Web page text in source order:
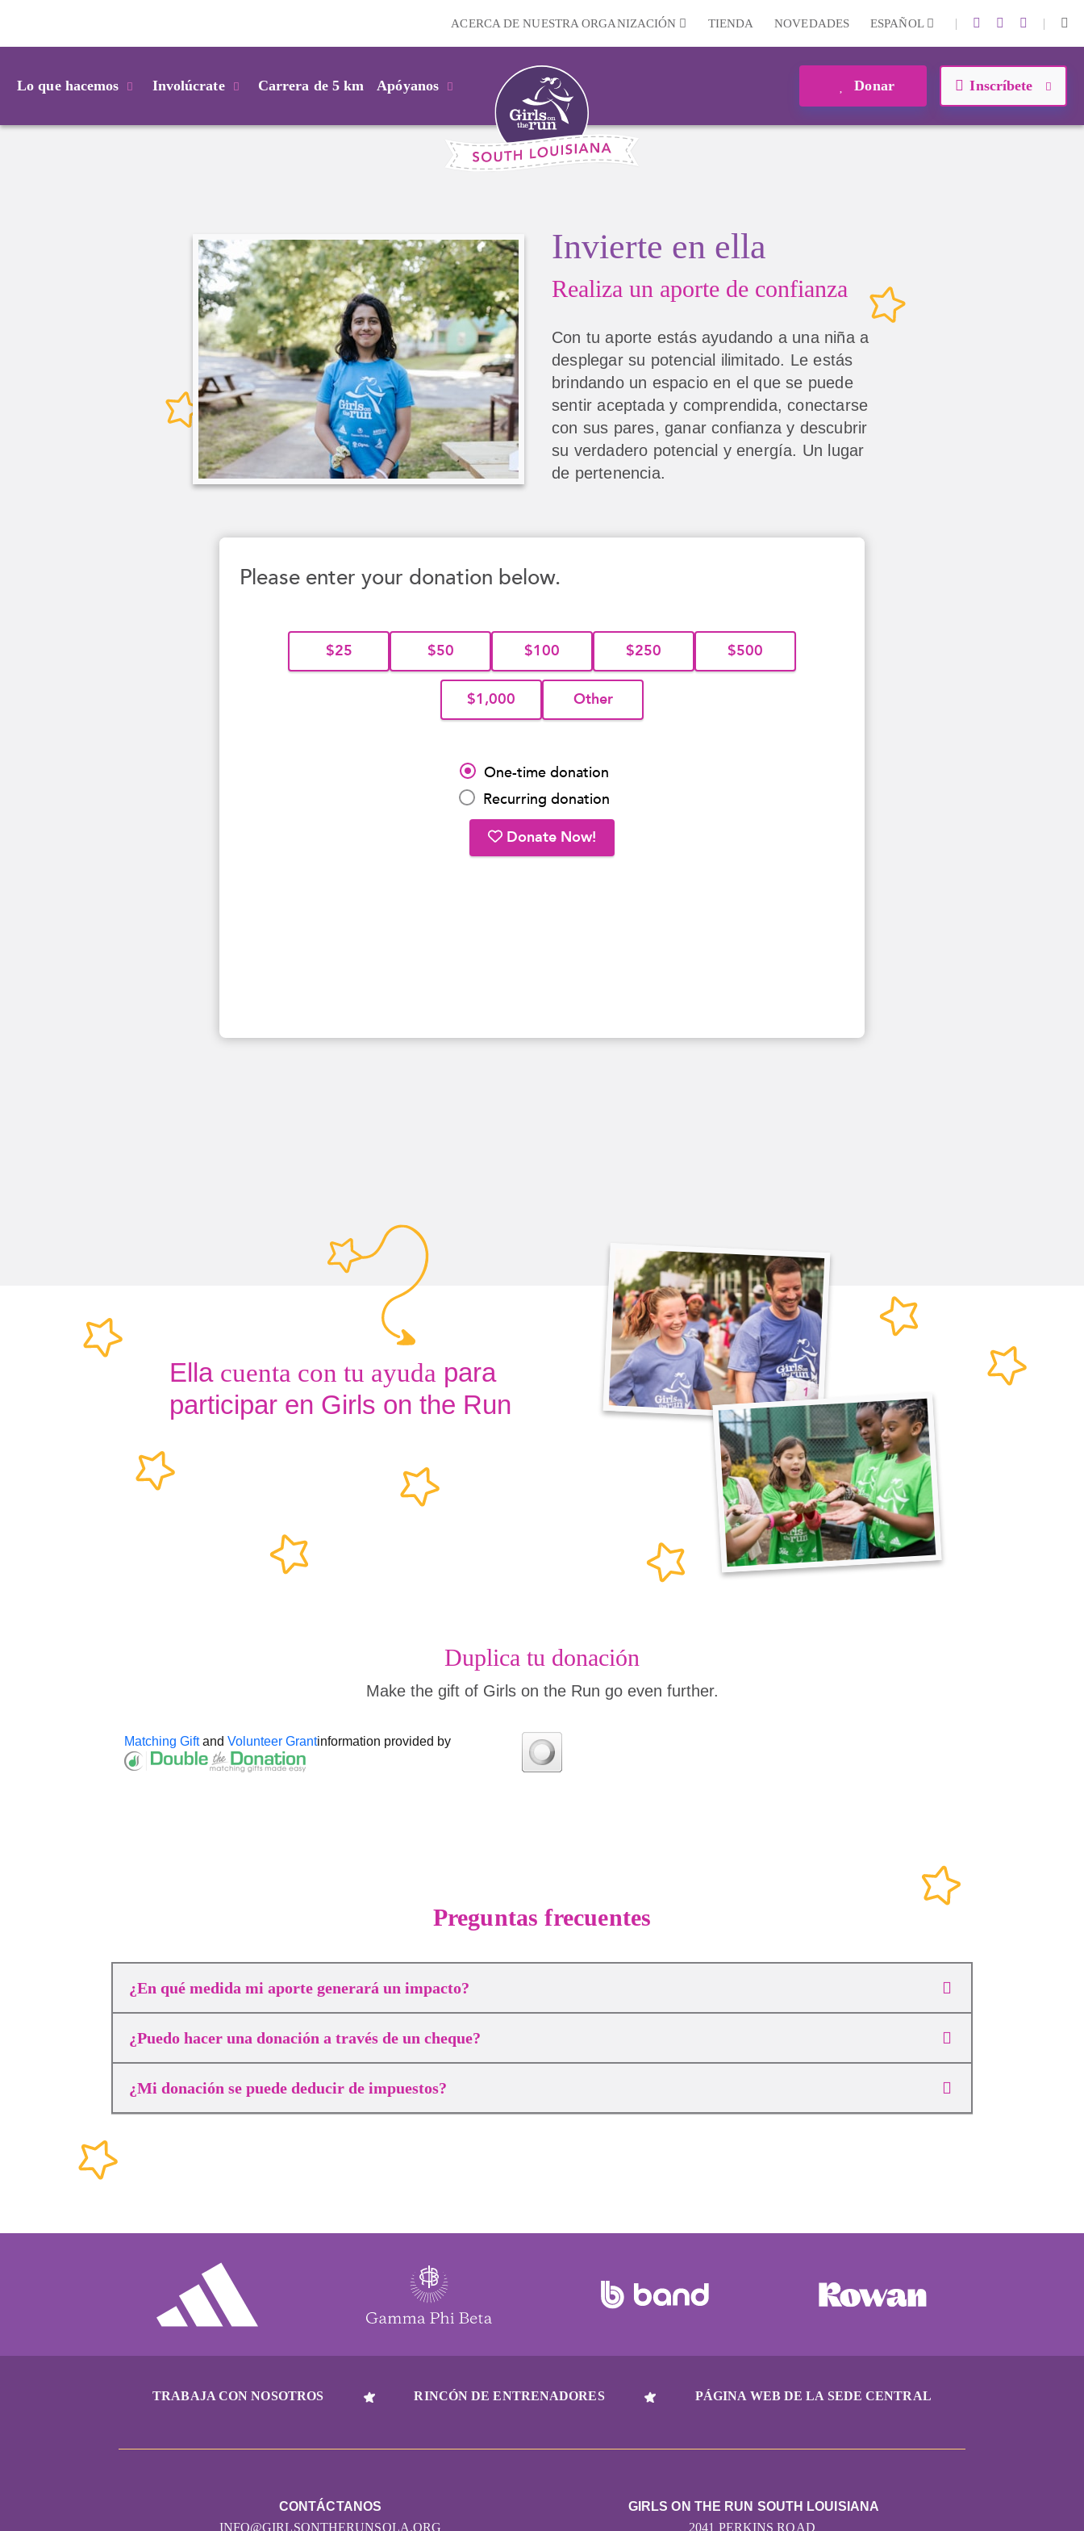
ACERCA DE NUESTRA ORGANIZACIÓN TIENDA NOVEDADES ESPAÑOL | |
Lo que hacemos Involúcrate Carrera de 5 km Apóyanos Donar Inscríbete
Invierte en ella
Realiza un aporte de confianza
Con tu aporte estás ayudando a una niña a
desplegar su potencial ilimitado. Le estás
brindando un espacio en el que se puede
sentir aceptada y comprendida, conectarse
con sus pares, ganar confianza y descubrir
su verdadero potencial y energía. Un lugar
de pertenencia.
Ella cuenta con tu ayuda para
participar en Girls on the Run
Duplica tu donación
Make the gift of Girls on the Run go even further.
Matching Giftand Volunteer Grantinformation provided by
Preguntas frecuentes
¿En qué medida mi aporte generará un impacto?
¿Puedo hacer una donación a través de un cheque?
¿Mi donación se puede deducir de impuestos?
TRABAJA CON NOSOTROS RINCÓN DE ENTRENADORES PÁGINA WEB DE LA SEDE CENTRAL
CONTÁCTANOS
INFO@GIRLSONTHERUNSOLA.ORG
GIRLS ON THE RUN SOUTH LOUISIANA
2041 PERKINS ROAD